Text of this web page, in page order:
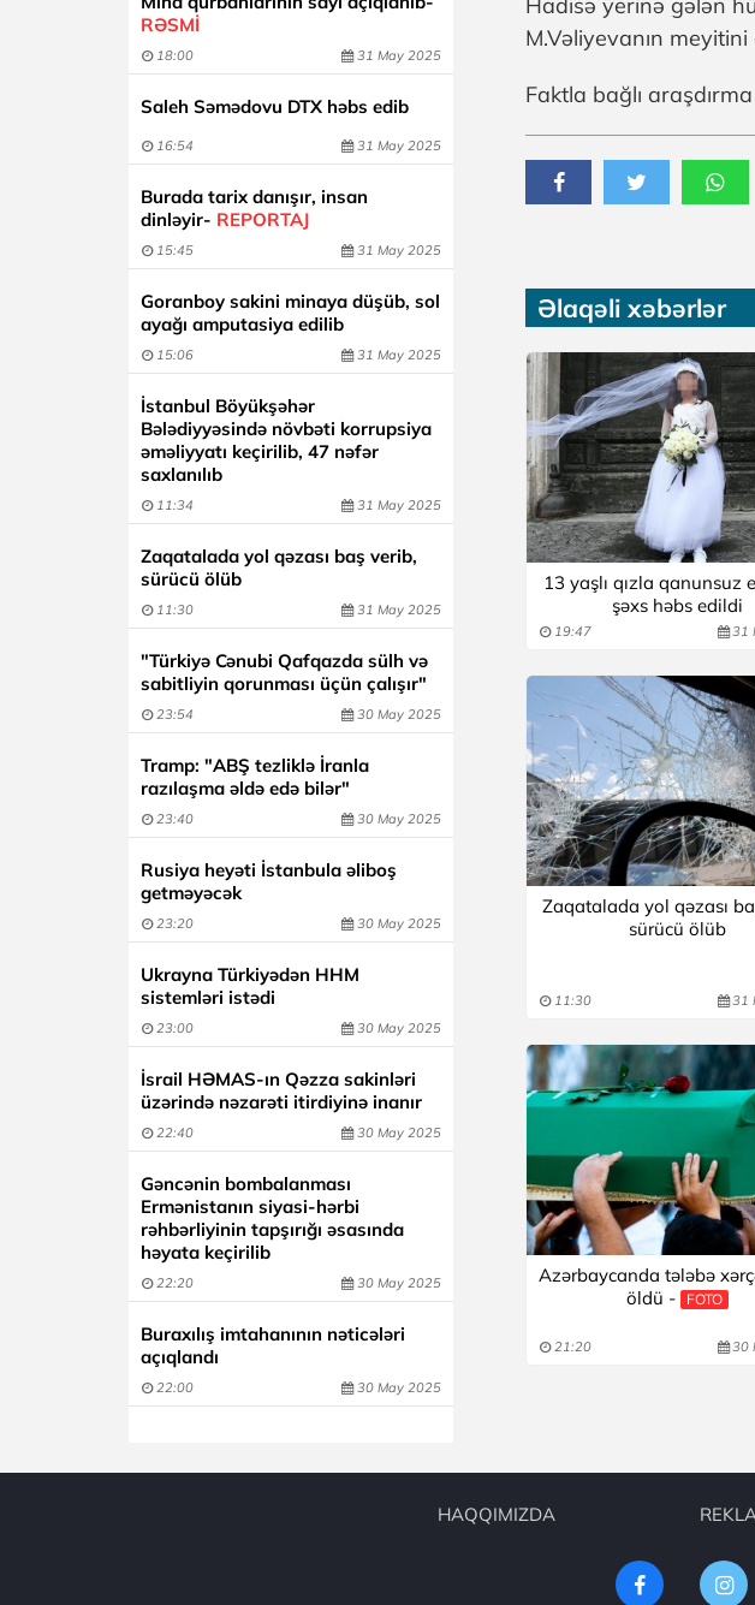
RƏSMİ
18:00 31 May 2025
Saleh Səmədovu DTX həbs edib
16:54 31 May 2025
Burada tarix danışır, insan
dinləyir- REPORTAJ
15:45 31 May 2025
Goranboy sakini minaya düşüb, sol
ayağı amputasiya edilib
15:06 31 May 2025
İstanbul Böyükşəhər
Bələdiyyəsində növbəti korrupsiya
əməliyyatı keçirilib, 47 nəfər
saxlanılıb
11:34 31 May 2025
Zaqatalada yol qəzası baş verib,
sürücü ölüb
11:30 31 May 2025
"Türkiyə Cənubi Qafqazda sülh və
sabitliyin qorunması üçün çalışır"
23:54 30 May 2025
Tramp: "ABŞ tezliklə İranla
razılaşma əldə edə bilər"
23:40 30 May 2025
Rusiya heyəti İstanbula əliboş
getməyəcək
23:20 30 May 2025
Ukrayna Türkiyədən HHM
sistemləri istədi
23:00 30 May 2025
İsrail HƏMAS-ın Qəzza sakinləri
üzərində nəzarəti itirdiyinə inanır
22:40 30 May 2025
Gəncənin bombalanması
Ermənistanın siyasi-hərbi
rəhbərliyinin tapşırığı əsasında
həyata keçirilib
22:20 30 May 2025
Buraxılış imtahanının nəticələri
açıqlandı
22:00 30 May 2025
M.Vəliyevanın
Faktla bağlı araşdırma
Əlaqəli xəbərlər
13 yaşlı qızla qanunsuz
şəxs həbs edildi
19:47 31
Zaqatalada yol qəzası
sürücü ölüb
11:30 31
Azərbaycanda tələbə
öldü - FOTO
21:20 30
HAQQIMIZDA